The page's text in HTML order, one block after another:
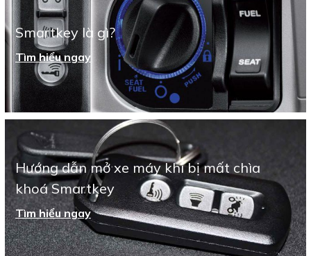
Smartkey là gì?
Tìm hiểu ngay
Hướng dẫn mở xe máy khi bị mất chìa
khoá Smartkey
Tìm hiểu ngay